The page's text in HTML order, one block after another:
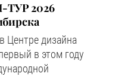
ТУР 2026
Центре дизайна
в этом году